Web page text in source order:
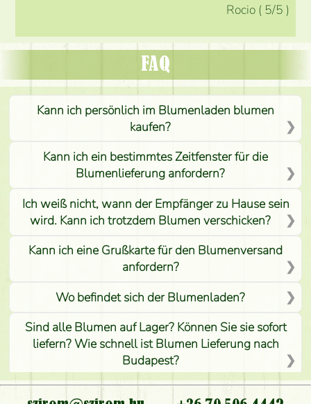
Rocio ( 5/5 )
FAQ
Kann ich persönlich im Blumenladen blumen
kaufen?
Kann ich ein bestimmtes Zeitfenster für die
Blumenlieferung anfordern?
Ich weiß nicht, wann der Empfänger zu Hause sein
wird. Kann ich trotzdem Blumen verschicken?
Kann ich eine Grußkarte für den Blumenversand
anfordern?
Wo befindet sich der Blumenladen?
Sind alle Blumen auf Lager? Können Sie sie sofort
liefern? Wie schnell ist Blumen Lieferung nach
Budapest?
Ist der Blumenladen non stop geöffnet?